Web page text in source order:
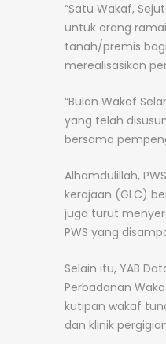
“Satu Wakaf,
untuk orang
tanah/premis
merealisasikan
“Bulan Wakaf
yang telah
bersama
Alhamdulillah,
kerajaan (GLC)
juga turut
PWS yang
Selain itu, YAB
Perbadanan
kutipan wakaf
dan klinik